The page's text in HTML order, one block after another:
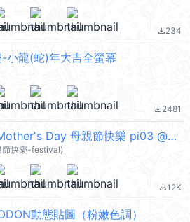
file_download234
小龍(蛇)年大吉全螢幕
file_download2481
Happy Mother's Day 母親節快樂 pi03 @kal_pc
快樂-festival)
file_download12K
動態貼圖（粉嫩色調）